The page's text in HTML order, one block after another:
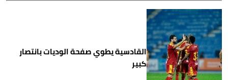
القادسية يطوي صفحة الوديات بانتصار
كبير